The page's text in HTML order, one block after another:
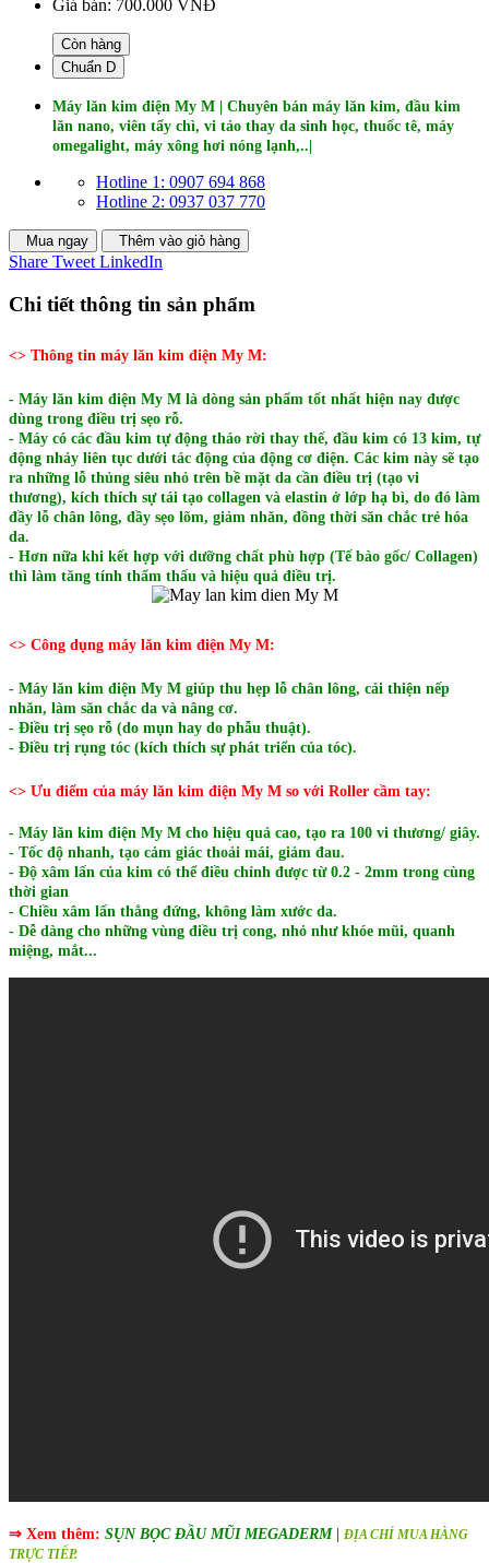
Giá bán: 700.000 VNĐ
Còn hàng
Chuẩn D
Máy lăn kim điện My M | Chuyên bán máy lăn kim, đầu kim
lăn nano, viên tẩy chì, vi tảo thay da sinh học, thuốc tê, máy
omegalight, máy xông hơi nóng lạnh,..|
Hotline 1: 0907 694 868
Hotline 2: 0937 037 770
Mua ngay Thêm vào giỏ hàng
Share Tweet LinkedIn
Chi tiết thông tin sản phẩm
<> Thông tin máy lăn kim điện My M:
- Máy lăn kim điện My M là dòng sản phẩm tốt nhất hiện nay được
dùng trong điều trị sẹo rỗ.
- Máy có các đầu kim tự động tháo rời thay thế, đầu kim có 13 kim, tự
động nhảy liên tục dưới tác động của động cơ điện. Các kim này sẽ tạo
ra những lỗ thủng siêu nhỏ trên bề mặt da cần điều trị (tạo vi
thương), kích thích sự tái tạo collagen và elastin ở lớp hạ bì, do đó làm
đầy lỗ chân lông, đầy sẹo lõm, giảm nhăn, đồng thời săn chắc trẻ hóa
da.
- Hơn nữa khi kết hợp với dưỡng chất phù hợp (Tế bào gốc/ Collagen)
thì làm tăng tính thẩm thấu và hiệu quả điều trị.
<> Công dụng máy lăn kim điện My M:
- Máy lăn kim điện My M giúp thu hẹp lỗ chân lông, cải thiện nếp
nhăn, làm săn chắc da và nâng cơ.
- Điều trị sẹo rỗ (do mụn hay do phẫu thuật).
- Điều trị rụng tóc (kích thích sự phát triển của tóc).
<> Ưu điểm của máy lăn kim điện My M so với Roller cầm tay:
- Máy lăn kim điện My M cho hiệu quả cao, tạo ra 100 vi thương/ giây.
- Tốc độ nhanh, tạo cảm giác thoải mái, giảm đau.
- Độ xâm lấn của kim có thể điều chỉnh được từ 0.2 - 2mm trong cùng
thời gian
- Chiều xâm lấn thẳng đứng, không làm xước da.
- Dễ dàng cho những vùng điều trị cong, nhỏ như khóe mũi, quanh
miệng, mắt...
⇒ Xem thêm: SỤN BỌC ĐẦU MŨI MEGADERM| ĐỊA CHỈ MUA HÀNG
TRỰC TIẾP.